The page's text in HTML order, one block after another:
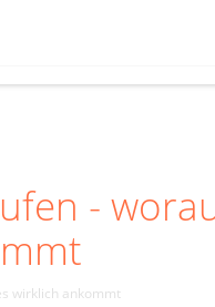
-
wirklich ankommt